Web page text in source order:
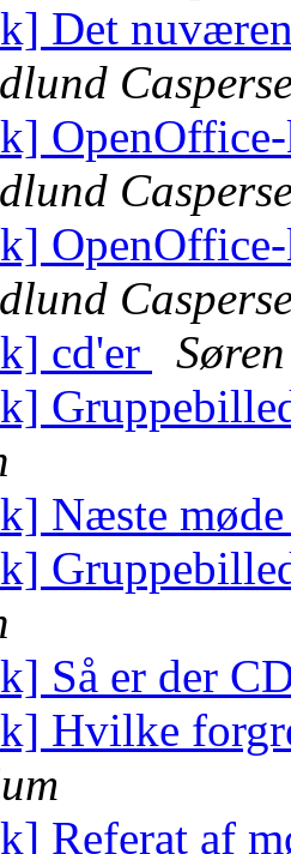
Det
cd'er
Næste
Så er der
Hvilke
Referat af